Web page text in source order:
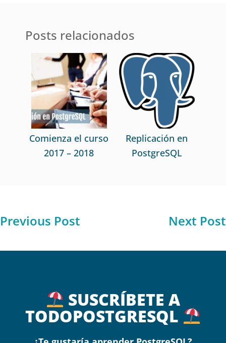
Posts relacionados
Comienza el curso
2017 – 2018
Replicación en
PostgreSQL
Previous Post Next Post
SUSCRÍBETE A
TODOPOSTGRESQL